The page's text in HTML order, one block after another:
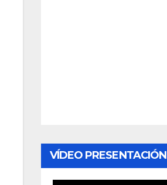
VÍDEO PRESENTACIÓN